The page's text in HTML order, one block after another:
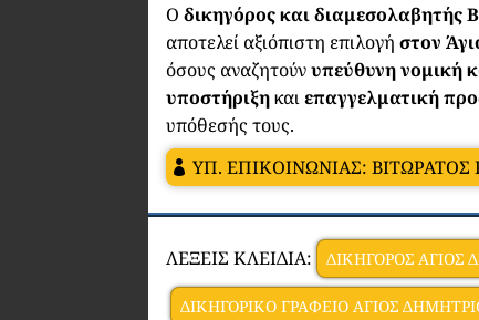
Οδικηγόρος και διαμεσολαβητής
αποτελεί αξιόπιστη επιλογήστον
όσους αναζητούνυπεύθυνη νομική
υποστήριξηκαιεπαγγελματική
υπόθεσής τους.
ΥΠ. ΕΠΙΚΟΙΝΩΝΙΑΣ:
ΛΕΞΕΙΣ ΚΛΕΙΔΙΑ: ΔΙΚΗΓΟΡΟΣ ΑΓΙΟΣ
ΔΙΚΗΓΟΡΙΚΟ ΓΡΑΦΕΙΟ ΑΓΙΟΣ